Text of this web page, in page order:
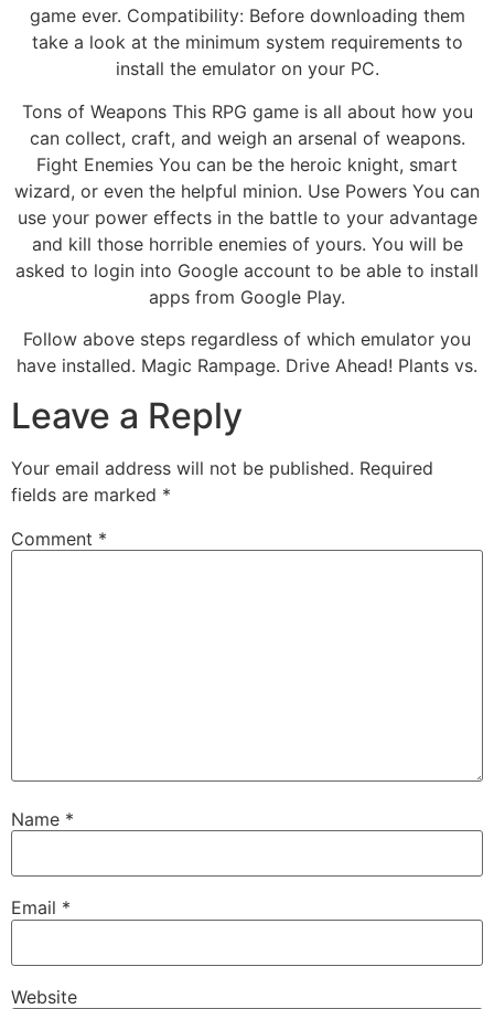
game ever. Compatibility: Before downloading them
take a look at the minimum system requirements to
install the emulator on your PC.
Tons of Weapons This RPG game is all about how you
can collect, craft, and weigh an arsenal of weapons.
Fight Enemies You can be the heroic knight, smart
wizard, or even the helpful minion. Use Powers You can
use your power effects in the battle to your advantage
and kill those horrible enemies of yours. You will be
asked to login into Google account to be able to install
apps from Google Play.
Follow above steps regardless of which emulator you
have installed. Magic Rampage. Drive Ahead! Plants vs.
Leave a Reply
Your email address will not be published. Required
fields are marked *
Comment *
Name *
Email *
Website